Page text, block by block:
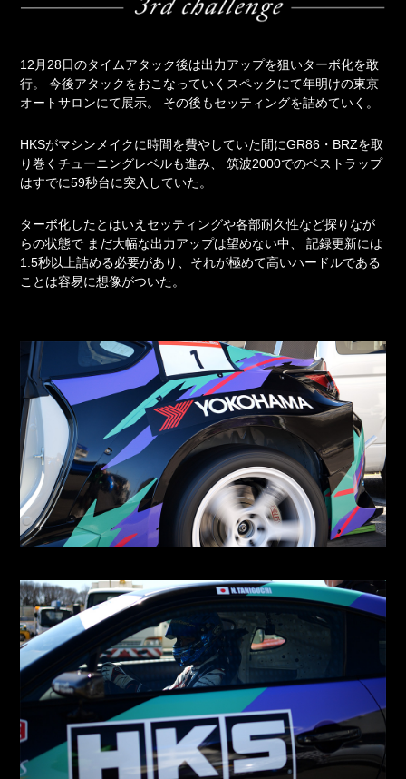
12月28日のタイムアタック後は出力アップを狙いターボ化を敢
行。
今後アタックをおこなっていくスペックにて年明けの東京
オートサロンにて展示。
その後もセッティングを詰めていく。
HKSがマシンメイクに時間を費やしていた間にGR86・BRZを取
り巻くチューニングレベルも進み、
筑波2000でのベストラップ
はすでに59秒台に突入していた。
ターボ化したとはいえセッティングや各部耐久性など探りなが
らの状態で まだ大幅な出力アップは望めない中、
記録更新には
1.5秒以上詰める必要があり、それが極めて高いハードルである
ことは容易に想像がついた。